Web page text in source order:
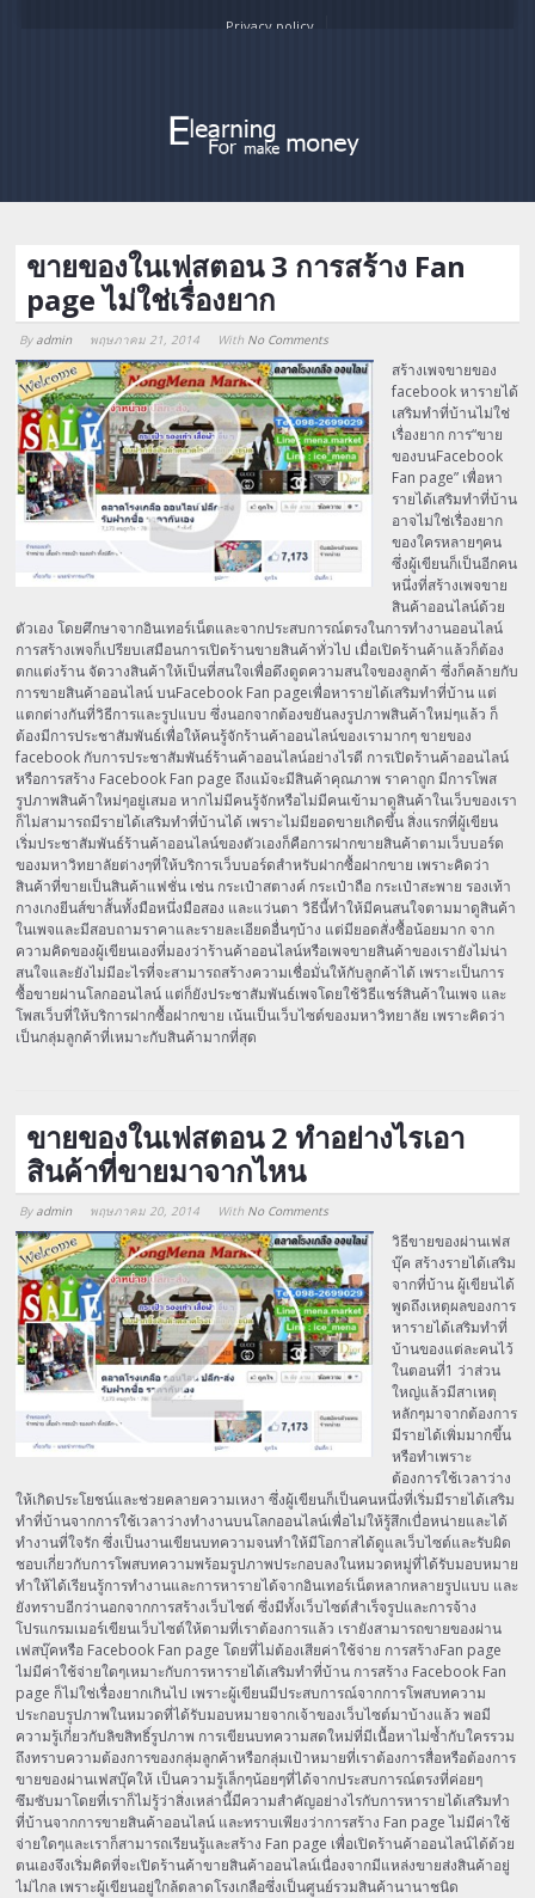
Privacy policy
ขายของในเฟสตอน 3 การสร้าง Fan
page ไม่ใช่เรื่องยาก
By admin พฤษภาคม 21, 2014 With No Comments
Array
สร้างเพจขายของ
facebook หารายได้
เสริมทำที่บ้านไม่ใช่
เรื่องยาก การ“ขาย
ของบนFacebook
Fan page” เพื่อหา
รายได้เสริมทำที่บ้าน
อาจไม่ใช่เรื่องยาก
ของใครหลายๆคน
ซึ่งผู้เขียนก็เป็นอีกคน
หนึ่งที่สร้างเพจขาย
สินค้าออนไลน์ด้วย
ตัวเอง โดยศึกษาจากอินเทอร์เน็ตและจากประสบการณ์ตรงในการทำงานออนไลน์
การสร้างเพจก็เปรียบเสมือนการเปิดร้านขายสินค้าทั่วไป เมื่อเปิดร้านค้าแล้วก็ต้อง
ตกแต่งร้าน จัดวางสินค้าให้เป็นที่สนใจเพื่อดึงดูดความสนใจของลูกค้า ซึ่งก็คล้ายกับ
การขายสินค้าออนไลน์ บนFacebook Fan pageเพื่อหารายได้เสริมทำที่บ้าน แต่
แตกต่างกันที่วิธีการและรูปแบบ ซึ่งนอกจากต้องขยันลงรูปภาพสินค้าใหม่ๆแล้ว ก็
ต้องมีการประชาสัมพันธ์เพื่อให้คนรู้จักร้านค้าออนไลน์ของเรามากๆ ขายของ
facebook กับการประชาสัมพันธ์ร้านค้าออนไลน์อย่างไรดี การเปิดร้านค้าออนไลน์
หรือการสร้าง Facebook Fan page ถึงแม้จะมีสินค้าคุณภาพ ราคาถูก มีการโพส
รูปภาพสินค้าใหม่ๆอยู่เสมอ หากไม่มีคนรู้จักหรือไม่มีคนเข้ามาดูสินค้าในเว็บของเรา
ก็ไม่สามารถมีรายได้เสริมทำที่บ้านได้ เพราะไม่มียอดขายเกิดขึ้น สิ่งแรกที่ผู้เขียน
เริ่มประชาสัมพันธ์ร้านค้าออนไลน์ของตัวเองก็คือการฝากขายสินค้าตามเว็บบอร์ด
ของมหาวิทยาลัยต่างๆที่ให้บริการเว็บบอร์ดสำหรับฝากซื้อฝากขาย เพราะคิดว่า
สินค้าที่ขายเป็นสินค้าแฟชั่น เช่น กระเป๋าสตางค์ กระเป๋าถือ กระเป๋าสะพาย รองเท้า
กางเกงยีนส์ขาสั้นทั้งมือหนึ่งมือสอง และแว่นตา วิธีนี้ทำให้มีคนสนใจตามมาดูสินค้า
ในเพจและมีสอบถามราคาและรายละเอียดอื่นๆบ้าง แต่มียอดสั่งซื้อน้อยมาก จาก
ความคิดของผู้เขียนเองที่มองว่าร้านค้าออนไลน์หรือเพจขายสินค้าของเรายังไม่น่า
สนใจและยังไม่มีอะไรที่จะสามารถสร้างความเชื่อมั่นให้กับลูกค้าได้ เพราะเป็นการ
ซื้อขายผ่านโลกออนไลน์ แต่ก็ยังประชาสัมพันธ์เพจโดยใช้วิธีแชร์สินค้าในเพจ และ
โพสเว็บที่ให้บริการฝากซื้อฝากขาย เน้นเป็นเว็บไซต์ของมหาวิทยาลัย เพราะคิดว่า
เป็นกลุ่มลูกค้าที่เหมาะกับสินค้ามากที่สุด
ขายของในเฟสตอน 2 ทำอย่างไรเอา
สินค้าที่ขายมาจากไหน
By admin พฤษภาคม 20, 2014 With No Comments
Array
วิธีขายของผ่านเฟส
บุ๊ค สร้างรายได้เสริม
จากที่บ้าน ผู้เขียนได้
พูดถึงเหตุผลของการ
หารายได้เสริมทำที่
บ้านของแต่ละคนไว้
ในตอนที่1 ว่าส่วน
ใหญ่แล้วมีสาเหตุ
หลักๆมาจากต้องการ
มีรายได้เพิ่มมากขึ้น
หรือทำเพราะ
ต้องการใช้เวลาว่าง
ให้เกิดประโยชน์และช่วยคลายความเหงา ซึ่งผู้เขียนก็เป็นคนหนึ่งที่เริ่มมีรายได้เสริม
ทำที่บ้านจากการใช้เวลาว่างทำงานบนโลกออนไลน์เพื่อไม่ให้รู้สึกเบื่อหน่ายและได้
ทำงานที่ใจรัก ซึ่งเป็นงานเขียนบทความจนทำให้มีโอกาสได้ดูแลเว็บไซต์และรับผิด
ชอบเกี่ยวกับการโพสบทความพร้อมรูปภาพประกอบลงในหมวดหมู่ที่ได้รับมอบหมาย
ทำให้ได้เรียนรู้การทำงานและการหารายได้จากอินเทอร์เน็ตหลากหลายรูปแบบ และ
ยังทราบอีกว่านอกจากการสร้างเว็บไซต์ ซึ่งมีทั้งเว็บไซต์สำเร็จรูปและการจ้าง
โปรแกรมเมอร์เขียนเว็บไซต์ให้ตามที่เราต้องการแล้ว เรายังสามารถขายของผ่าน
เฟสบุ๊คหรือ Facebook Fan page โดยที่ไม่ต้องเสียค่าใช้จ่าย การสร้างFan page
ไม่มีค่าใช้จ่ายใดๆเหมาะกับการหารายได้เสริมทำที่บ้าน การสร้าง Facebook Fan
page ก็ไม่ใช่เรื่องยากเกินไป เพราะผู้เขียนมีประสบการณ์จากการโพสบทความ
ประกอบรูปภาพในหมวดที่ได้รับมอบหมายจากเจ้าของเว็บไซต์มาบ้างแล้ว พอมี
ความรู้เกี่ยวกับลิขสิทธิ์รูปภาพ การเขียนบทความสดใหม่ที่มีเนื้อหาไม่ซ้ำกับใครรวม
ถึงทราบความต้องการของกลุ่มลูกค้าหรือกลุ่มเป้าหมายที่เราต้องการสื่อหรือต้องการ
ขายของผ่านเฟสบุ๊คให้ เป็นความรู้เล็กๆน้อยๆที่ได้จากประสบการณ์ตรงที่ค่อยๆ
ซึมซับมาโดยที่เราก็ไม่รู้ว่าสิ่งเหล่านี้มีความสำคัญอย่างไรกับการหารายได้เสริมทำ
ที่บ้านจากการขายสินค้าออนไลน์ และทราบเพียงว่าการสร้าง Fan page ไม่มีค่าใช้
จ่ายใดๆและเราก็สามารถเรียนรู้และสร้าง Fan page เพื่อเปิดร้านค้าออนไลน์ได้ด้วย
ตนเองจึงเริ่มคิดที่จะเปิดร้านค้าขายสินค้าออนไลน์เนื่องจากมีแหล่งขายส่งสินค้าอยู่
ไม่ไกล เพราะผู้เขียนอยู่ใกล้ตลาดโรงเกลือซึ่งเป็นศูนย์รวมสินค้านานาชนิด